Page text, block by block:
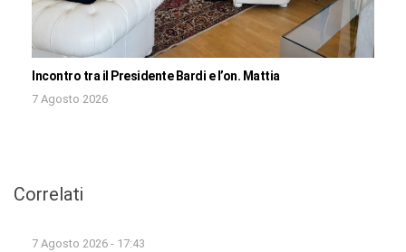
Incontro tra il Presidente Bardi e l’on. Mattia
7 Agosto 2026
Correlati
7 Agosto 2026 - 17:43